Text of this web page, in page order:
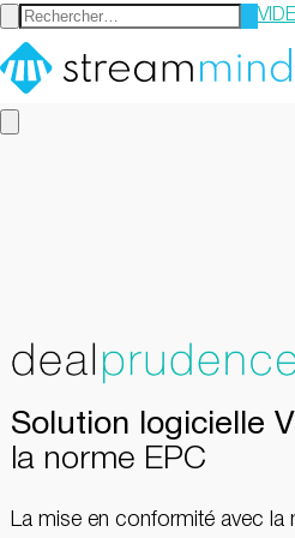
Solution logicielle
la norme EPC
La mise en conformité avec la